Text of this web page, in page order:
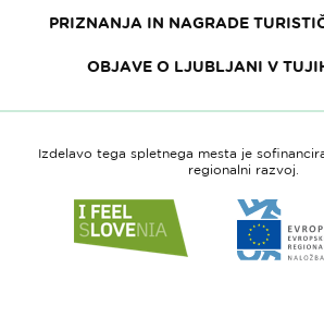
PRIZNANJA IN NAGRADE
OBJAVE O LJUBLJANI V
Izdelavo tega spletnega mesta je
regionalni razvoj.
do
spletne